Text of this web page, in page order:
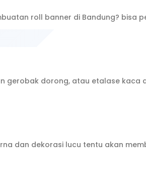
roll banner di Bandung? bisa
gerobak dorong, atau etalase
dan dekorasi lucu tentu akan